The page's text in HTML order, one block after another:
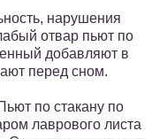
нарушения
отвар пьют по
добавляют в
перед сном.
по стакану по
лаврового листа